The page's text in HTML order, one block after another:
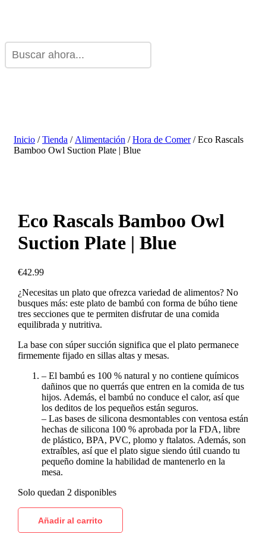
Inicio /Tienda / Alimentación /Hora de Comer/ Eco Rascals
Bamboo Owl Suction Plate | Blue
Eco Rascals Bamboo Owl
Suction Plate | Blue
€42.99
¿Necesitas un plato que ofrezca variedad de alimentos? No
busques más: este plato de bambú con forma de búho tiene
tres secciones que te permiten disfrutar de una comida
equilibrada y nutritiva.
La base con súper succión significa que el plato permanece
firmemente fijado en sillas altas y mesas.
– El bambú es 100 % natural y no contiene químicos
dañinos que no querrás que entren en la comida de tus
hijos. Además, el bambú no conduce el calor, así que
los deditos de los pequeños están seguros.
– Las bases de silicona desmontables con ventosa están
hechas de silicona 100 % aprobada por la FDA, libre
de plástico, BPA, PVC, plomo y ftalatos. Además, son
extraíbles, así que el plato sigue siendo útil cuando tu
pequeño domine la habilidad de mantenerlo en la
mesa.
Solo quedan 2 disponibles
Añadir al carrito